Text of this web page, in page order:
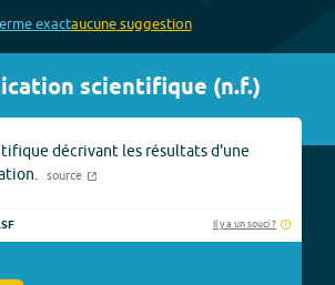
exactaucunesuggestion
scientifique (n.f.)
décrivant les résultats d'une
source
Il y a un souci ?